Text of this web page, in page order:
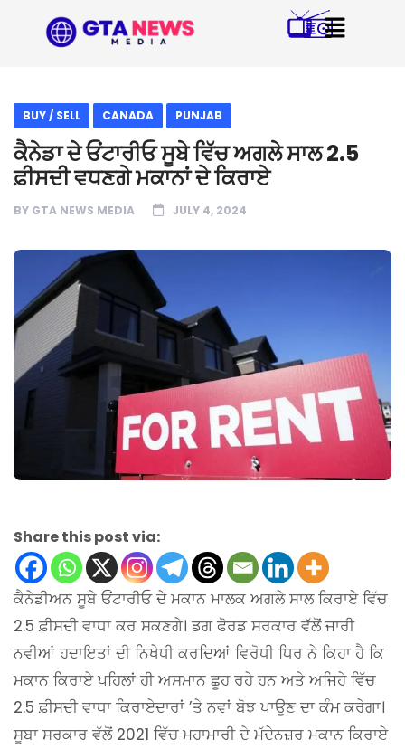
BUY / SELL CANADA PUNJAB
ਕੈਨੇਡਾ ਦੇ ਓਂਟਾਰੀਓ ਸੂਬੇ ਵਿੱਚ ਅਗਲੇ ਸਾਲ 2.5
ਫ਼ੀਸਦੀ ਵਧਣਗੇ ਮਕਾਨਾਂ ਦੇ ਕਿਰਾਏ
BY GTA NEWS MEDIA JULY 4, 2024
Share this post via:
ਕੈਨੇਡੀਅਨ ਸੂਬੇ ਓਂਟਾਰੀਓ ਦੇ ਮਕਾਨ ਮਾਲਕ ਅਗਲੇ ਸਾਲ ਕਿਰਾਏ ਵਿੱਚ
2.5 ਫ਼ੀਸਦੀ ਵਾਧਾ ਕਰ ਸਕਣਗੇ। ਡਗ ਫੋਰਡ ਸਰਕਾਰ ਵੱਲੋਂ ਜਾਰੀ
ਨਵੀਆਂ ਹਦਾਇਤਾਂ ਦੀ ਨਿਖੇਧੀ ਕਰਦਿਆਂ ਵਿਰੋਧੀ ਧਿਰ ਨੇ ਕਿਹਾ ਹੈ ਕਿ
ਮਕਾਨ ਕਿਰਾਏ ਪਹਿਲਾਂ ਹੀ ਅਸਮਾਨ ਛੂਹ ਰਹੇ ਹਨ ਅਤੇ ਅਜਿਹੇ ਵਿੱਚ
2.5 ਫ਼ੀਸਦੀ ਵਾਧਾ ਕਿਰਾਏਦਾਰਾਂ ’ਤੇ ਨਵਾਂ ਬੋਝ ਪਾਉਣ ਦਾ ਕੰਮ ਕਰੇਗਾ।
ਸੂਬਾ ਸਰਕਾਰ ਵੱਲੋਂ 2021 ਵਿੱਚ ਮਹਾਮਾਰੀ ਦੇ ਮੱਦੇਨਜ਼ਰ ਮਕਾਨ ਕਿਰਾਏ